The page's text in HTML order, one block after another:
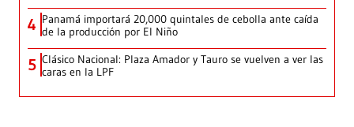
4 Panamá importará 20,000 quintales de cebolla ante caída
de la producción por El Niño
5 Clásico Nacional: Plaza Amador y Tauro se vuelven a ver las
caras en la LPF